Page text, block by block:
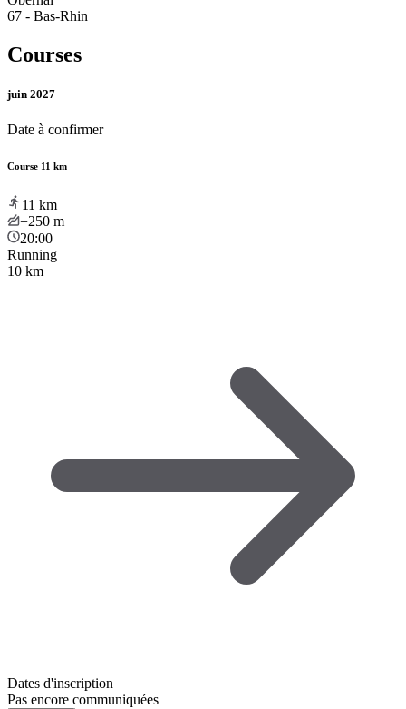
67 - Bas-Rhin
Courses
juin 2027
Date à confirmer
Course 11 km
11 km
+250 m
20:00
Running
10 km
Dates d'inscription
Pas encore communiquées